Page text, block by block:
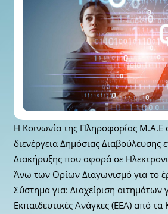
Η Κοινωνία της Πληροφορίας Μ.Α.Ε
διενέργεια Δημόσιας Διαβούλευσης
Διακήρυξης που αφορά σε
Άνω των Ορίων Διαγωνισμό για το
Σύστημα για: Διαχείριση αιτημάτων
Εκπαιδευτικές Ανάγκες (ΕΕΑ) από